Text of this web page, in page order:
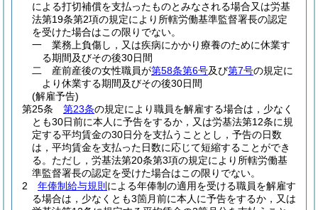
による打切補償を支払ったものとみなされる場合又は労基
法第19条第2項の規定により所轄労働基準監督署長の認定
を受けた場合はこの限りでない。
一
業務上負傷し，又は疾病にかかり療養のために休業す
る期間及びその後30日間
二
産前産後の女性職員が第58条第6号及び第7号の規定に
より休業する期間及びその後30日間
(解雇予告)
第25条
第23条の規定により職員を解雇する場合は，少なく
とも30日前に本人に予告をするか，又は労基法第12条に規
定する平均賃金の30日分を支払うこととし，予告の日数
は，平均賃金を支払った日数に応じて短縮することができ
る。 ただし，労基法第20条第3項の規定により所轄労働基
準監督署長の認定を受けた場合はこの限りでない。
2
年俸制給与規則 による年俸制の適用を受ける職員を解雇す
る場合は，少なくとも3箇月前に本人に予告をするか，又は